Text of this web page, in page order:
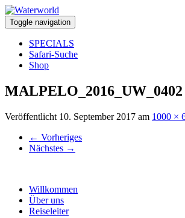
Toggle navigation
SPECIALS
Safari-Suche
Shop
MALPELO_2016_UW_0402
Veröffentlicht 10. September 2017 am 1000 ×
← Vorheriges
Nächstes →
Willkommen
Über uns
Reiseleiter